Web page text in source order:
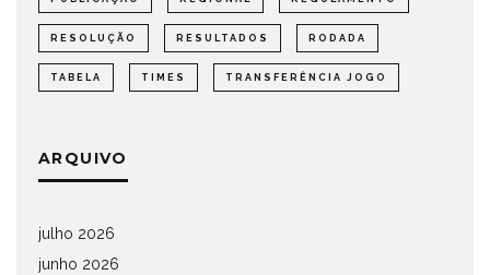
RESOLUÇÃO RESULTADOS RODADA
TABELA TIMES TRANSFERÊNCIA JOGO
ARQUIVO
julho 2026
junho 2026